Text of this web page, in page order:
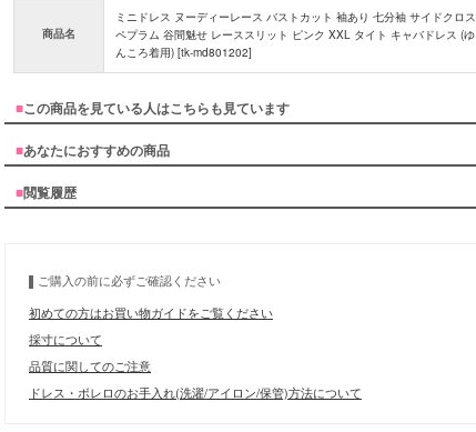
商品名
ミニドレス ヌーディーレース バストカット 袖あり 七分袖 サイドクロス
ペプラム 谷間魅せ レーススリット ピンク XXL タイト キャバドレス (ゆ
んころ着用) [tk-md801202]
■この商品を見ている人はこちらも見ています
■あなたにおすすめの商品
■閲覧履歴
ご購入の前に必ずご確認ください
初めての方はお買い物ガイドをご覧ください
採寸について
品質に関してのご注意
ドレス・ボレロのお手入れ(洗濯/アイロン/保管)方法について